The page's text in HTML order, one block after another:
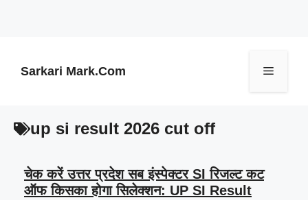
Sarkari Mark.Com Menu
up si result 2026 cut off
चेक करें उत्तर प्रदेश सब इंस्पेक्टर SI रिजल्ट कट
ऑफ किसका होगा सिलेक्शन: UP SI Result